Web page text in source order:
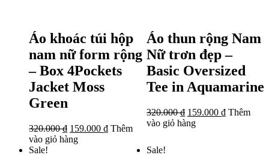
Áo khoác túi hộp
nam nữ form rộng
– Box 4Pockets
Jacket Moss
Green
320.000₫ 159.000 ₫ Thêm
vào giỏ hàng
Áo thun rộng Nam
Nữ trơn đẹp –
Basic Oversized
Tee in Aquamarine
320.000₫ 159.000 ₫ Thêm
vào giỏ hàng
Sale! Sale!